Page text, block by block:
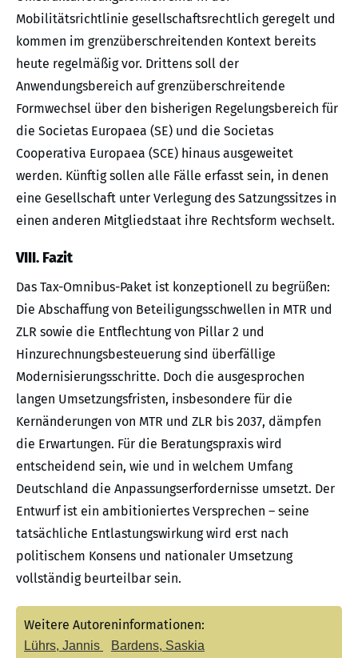
Mobilitätsrichtlinie gesellschaftsrechtlich geregelt und
kommen im grenzüberschreitenden Kontext bereits
heute regelmäßig vor. Drittens soll der
Anwendungsbereich auf grenzüberschreitende
Formwechsel über den bisherigen Regelungsbereich für
die Societas Europaea (SE) und die Societas
Cooperativa Europaea (SCE) hinaus ausgeweitet
werden. Künftig sollen alle Fälle erfasst sein, in denen
eine Gesellschaft unter Verlegung des Satzungssitzes in
einen anderen Mitgliedstaat ihre Rechtsform wechselt.
VIII. Fazit
Das Tax-Omnibus-Paket ist konzeptionell zu begrüßen:
Die Abschaffung von Beteiligungsschwellen in MTR und
ZLR sowie die Entflechtung von Pillar 2 und
Hinzurechnungsbesteuerung sind überfällige
Modernisierungsschritte. Doch die ausgesprochen
langen Umsetzungsfristen, insbesondere für die
Kernänderungen von MTR und ZLR bis 2037, dämpfen
die Erwartungen. Für die Beratungspraxis wird
entscheidend sein, wie und in welchem Umfang
Deutschland die Anpassungserfordernisse umsetzt. Der
Entwurf ist ein ambitioniertes Versprechen – seine
tatsächliche Entlastungswirkung wird erst nach
politischem Konsens und nationaler Umsetzung
vollständig beurteilbar sein.
Weitere Autoreninformationen:
Lührs, Jannis Bardens, Saskia